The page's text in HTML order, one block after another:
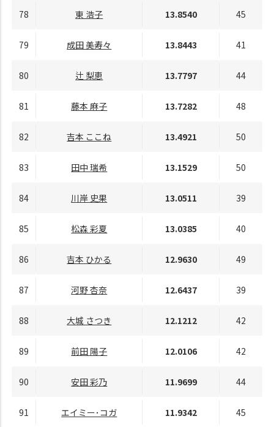
78 東 浩子 13.8540 45
79 成田 美寿々 13.8443 41
80 辻 梨恵 13.7797 44
81 藤本 麻子 13.7282 48
82 吉本 ここね 13.4921 50
83 田中 瑞希 13.1529 50
84 川岸 史果 13.0511 39
85 松森 彩夏 13.0385 40
86 吉本 ひかる 12.9630 49
87 河野 杏奈 12.6437 39
88 大城 さつき 12.1212 42
89 前田 陽子 12.0106 42
90 安田 彩乃 11.9699 44
91 エイミー･コガ 11.9342 45